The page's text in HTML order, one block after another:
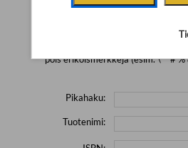
pois erikoismerkkejä (esim. \' " #
Pikahaku:
Tuotenimi: